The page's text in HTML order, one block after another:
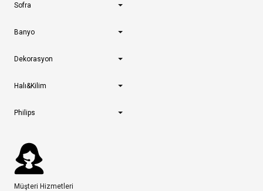
Sofra
Banyo
Dekorasyon
Halı&Kilim
Philips
Müşteri Hizmetleri